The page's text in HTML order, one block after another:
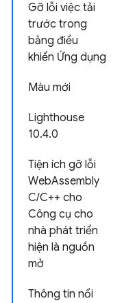
Gỡ lỗi việc tải
trước trong
bảng điều
khiển Ứng dụng
Màu mới
Lighthouse
10.4.0
Tiện ích gỡ lỗi
WebAssembly
C/C++ cho
Công cụ cho
nhà phát triển
hiện là nguồn
mở
Thông tin nổi